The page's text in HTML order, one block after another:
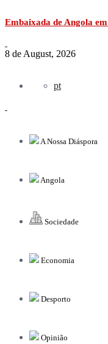
Embaixada de Angola
8 de August, 2026
pt
A Nossa Diáspora
Angola
Sociedade
Economia
Desporto
Opinião